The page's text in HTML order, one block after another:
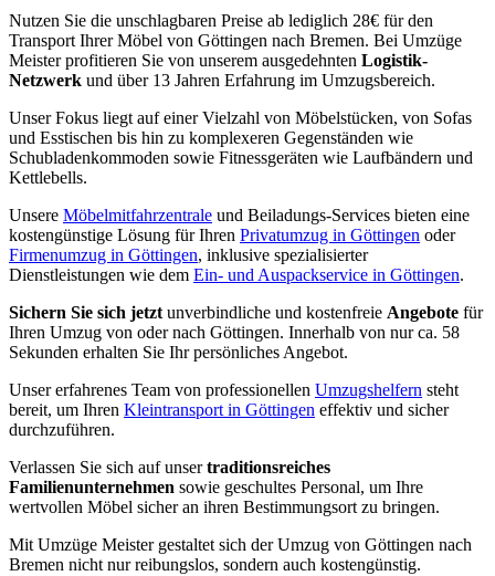
Nutzen Sie die unschlagbaren Preise ab lediglich 28€ für den
Transport Ihrer Möbel von Göttingen nach Bremen. Bei Umzüge
Meister profitieren Sie von unserem ausgedehnten Logistik-
Netzwerk und über 13 Jahren Erfahrung im Umzugsbereich.
Unser Fokus liegt auf einer Vielzahl von Möbelstücken, von Sofas
und Esstischen bis hin zu komplexeren Gegenständen wie
Schubladenkommoden sowie Fitnessgeräten wie Laufbändern und
Kettlebells.
Unsere Möbelmitfahrzentrale und Beiladungs-Services bieten eine
kostengünstige Lösung für Ihren Privatumzug in Göttingen oder
Firmenumzug in Göttingen, inklusive spezialisierter
Dienstleistungen wie dem Ein- und Auspackservice in Göttingen.
Sichern Sie sich jetzt unverbindliche und kostenfreie Angebote für
Ihren Umzug von oder nach Göttingen. Innerhalb von nur ca. 58
Sekunden erhalten Sie Ihr persönliches Angebot.
Unser erfahrenes Team von professionellen Umzugshelfern steht
bereit, um Ihren Kleintransport in Göttingen effektiv und sicher
durchzuführen.
Verlassen Sie sich auf unsertraditionsreiches
Familienunternehmen sowie geschultes Personal, um Ihre
wertvollen Möbel sicher an ihren Bestimmungsort zu bringen.
Mit Umzüge Meister gestaltet sich der Umzug von Göttingen nach
Bremen nicht nur reibungslos, sondern auch kostengünstig.